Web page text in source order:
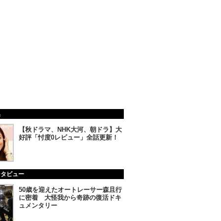
【秋ドラマ、NHK大河、朝ドラ】大
好評「忖度0レビュー」全話更新！
ビュー
50歳を迎えたオートレーサー森且行
に密着 大怪我から奇跡の復活ドキ
ュメンタリー